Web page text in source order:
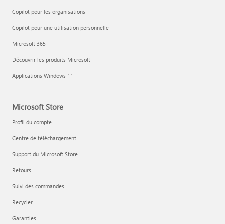
Copilot pour les organisations
Copilot pour une utilisation personnelle
Microsoft 365
Découvrir les produits Microsoft
Applications Windows 11
Microsoft Store
Profil du compte
Centre de téléchargement
Support du Microsoft Store
Retours
Suivi des commandes
Recycler
Garanties